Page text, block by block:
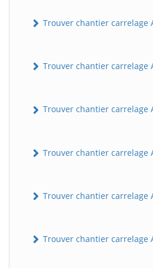
Trouver chantier carrelage
Trouver chantier carrelage
Trouver chantier carrelage
Trouver chantier carrelage
Trouver chantier carrelage
Trouver chantier carrelage